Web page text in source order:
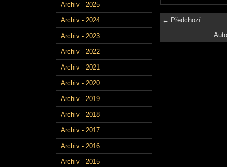
Archiv - 2025
Archiv - 2024
Archiv - 2023
Archiv - 2022
Archiv - 2021
Archiv - 2020
Archiv - 2019
Archiv - 2018
Archiv - 2017
Archiv - 2016
Archiv - 2015
← Předchozí